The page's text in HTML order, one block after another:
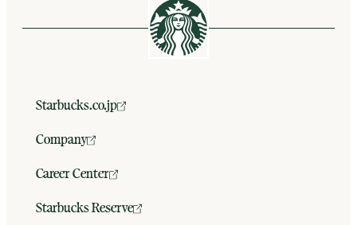
Starbucks.co.jp
Company
Career Center
Starbucks Reserve